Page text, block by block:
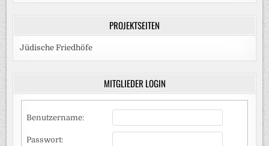
PROJEKTSEITEN
Jüdische Friedhöfe
MITGLIEDER LOGIN
Benutzername:
Passwort: